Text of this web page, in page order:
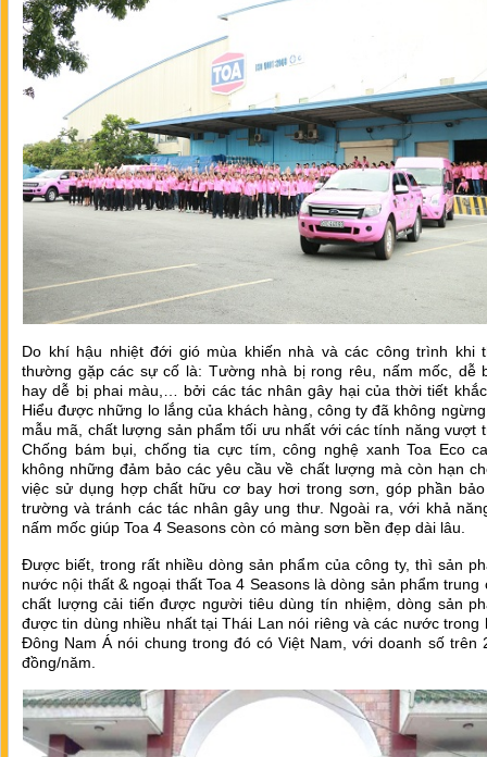
Do khí hậu nhiệt đới gió mùa khiến nhà và các công trình khi
thường gặp các sự cố là: Tường nhà bị rong rêu, nấm mốc, dễ
hay dễ bị phai màu,… bởi các tác nhân gây hại của thời tiết
Hiểu được những lo lắng của khách hàng, công ty đã không
mẫu mã, chất lượng sản phẩm tối ưu nhất với các tính năng vượt
Chống bám bụi, chống tia cực tím, công nghệ xanh Toa Eco
không những đảm bảo các yêu cầu về chất lượng mà còn hạn
việc sử dụng hợp chất hữu cơ bay hơi trong sơn, góp phần
trường và tránh các tác nhân gây ung thư. Ngoài ra, với khả
nấm mốc giúp Toa 4 Seasons còn có màng sơn bền đẹp dài lâu.
Được biết, trong rất nhiều dòng sản phẩm của công ty, thì sản
nước nội thất & ngoại thất Toa 4 Seasons là dòng sản phẩm trung
chất lượng cải tiến được người tiêu dùng tín nhiệm, dòng sản
được tin dùng nhiều nhất tại Thái Lan nói riêng và các nước trong
Đông Nam Á nói chung trong đó có Việt Nam, với doanh số trên
đồng/năm.